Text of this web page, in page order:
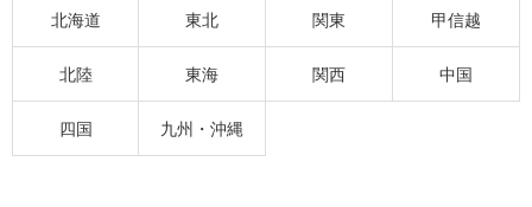
北海道 東北 関東 甲信越
北陸 東海 関西 中国
四国 九州・沖縄